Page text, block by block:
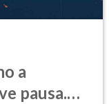
a
pausa.